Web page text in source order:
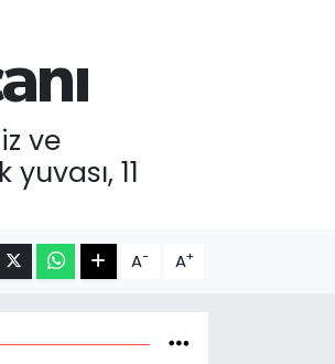
ve
11
A- A+